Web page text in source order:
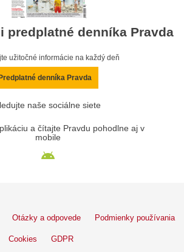
predplatné denníka Pravda
užitočné informácie na každý deň
denníka Pravda
naše sociálne siete
a čítajte Pravdu pohodlne aj v
mobile
Otázky a odpovede Podmienky používania
Cookies GDPR